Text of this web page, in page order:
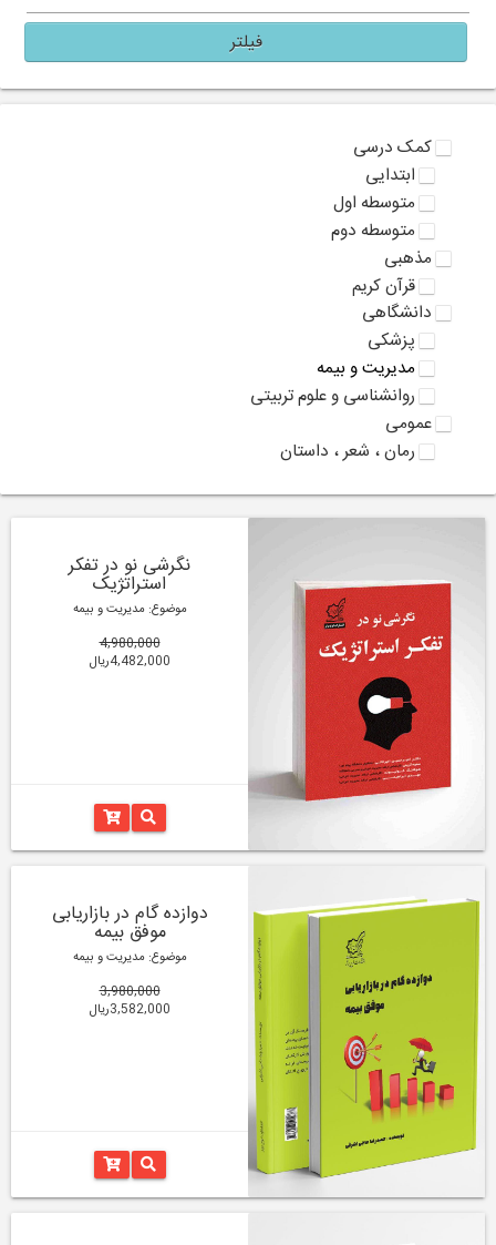
فیلتر
کمک درسی
ابتدایی
متوسطه اول
متوسطه دوم
مذهبی
قرآن کریم
دانشگاهی
پزشکی
مدیریت و بیمه
روانشناسی و علوم تربیتی
عمومی
رمان ، شعر ، داستان
نگرشی نو در تفکر
استراتژیک
موضوع: مدیریت و بیمه
4,980,000
4,482,000ریال
دوازده گام در بازاریابی
موفق بیمه
موضوع: مدیریت و بیمه
3,980,000
3,582,000ریال